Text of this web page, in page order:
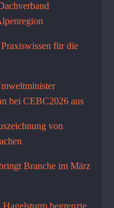
für die
bei CEBC2026 aus
von
Branche im März
begrenzte